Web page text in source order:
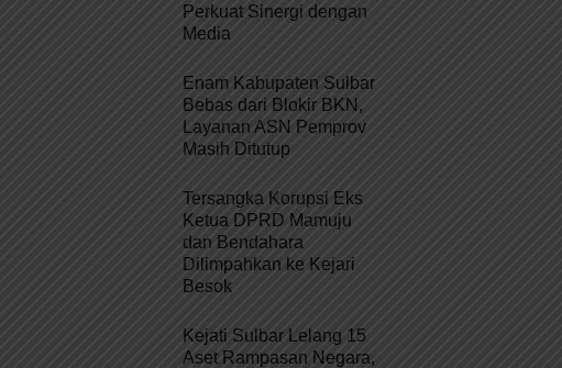
Perkuat Sinergi dengan
Media
Enam Kabupaten Sulbar
Bebas dari Blokir BKN,
Layanan ASN Pemprov
Masih Ditutup
Tersangka Korupsi Eks
Ketua DPRD Mamuju
dan Bendahara
Dilimpahkan ke Kejari
Besok
Kejati Sulbar Lelang 15
Aset Rampasan Negara,